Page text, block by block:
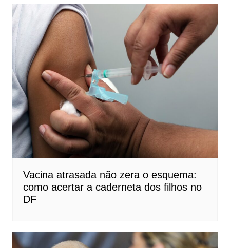
Vacina atrasada não zera o esquema:
como acertar a caderneta dos filhos no
DF